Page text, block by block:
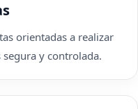
orientadas a realizar
y controlada.